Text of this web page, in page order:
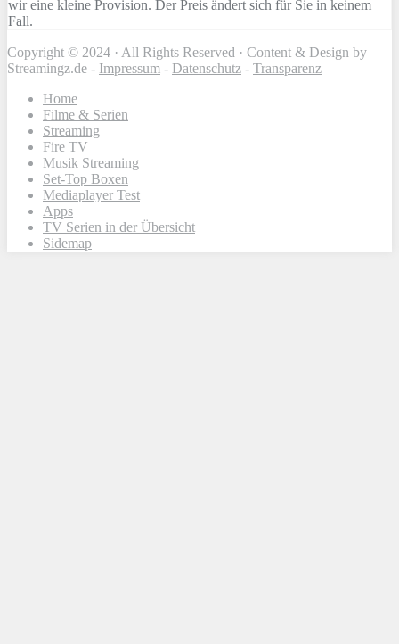
wir eine kleine Provision. Der Preis ändert sich für Sie in keinem
Fall.
Copyright © 2024 · All Rights Reserved · Content & Design by
Streamingz.de - Impressum - Datenschutz - Transparenz
Home
Filme & Serien
Streaming
Fire TV
Musik Streaming
Set-Top Boxen
Mediaplayer Test
Apps
TV Serien in der Übersicht
Sidemap